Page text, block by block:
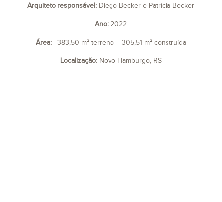
Arquiteto responsável: Diego Becker e Patrícia Becker
Ano:2022
Área: 383,50 m² terreno – 305,51 m² construída
Localização:Novo Hamburgo, RS